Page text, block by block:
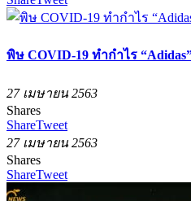
พิษ COVID-19 ทำกำไร
27 เมษายน 2563
Shares
ShareTweet
27 เมษายน 2563
Shares
ShareTweet